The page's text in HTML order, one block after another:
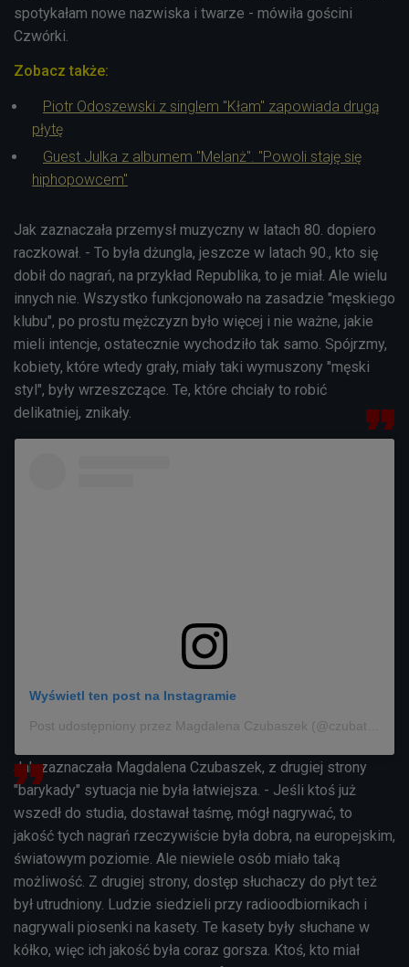
spotykałam nowe nazwiska i twarze - mówiła gościni
Czwórki.
Zobacz także:
Piotr Odoszewski z singlem "Kłam" zapowiada drugą
płytę
Guest Julka z albumem "Melanż". "Powoli staję się
hiphopowcem"
Jak zaznaczała przemysł muzyczny w latach 80. dopiero
raczkował. - To była dżungla, jeszcze w latach 90., kto się
dobił do nagrań, na przykład Republika, to je miał. Ale wielu
innych nie. Wszystko funkcjonowało na zasadzie "męskiego
klubu", po prostu mężczyzn było więcej i nie ważne, jakie
mieli intencje, ostatecznie wychodziło tak samo. Spójrzmy,
kobiety, które wtedy grały, miały taki wymuszony "męski
styl", były wrzeszczące. Te, które chciały to robić
delikatniej, znikały.
Wyświetl ten post na Instagramie
Jak zaznaczała Magdalena Czubaszek, z drugiej strony
"barykady" sytuacja nie była łatwiejsza. - Jeśli ktoś już
wszedł do studia, dostawał taśmę, mógł nagrywać, to
jakość tych nagrań rzeczywiście była dobra, na europejskim,
światowym poziomie. Ale niewiele osób miało taką
możliwość. Z drugiej strony, dostęp słuchaczy do płyt też
był utrudniony. Ludzie siedzieli przy radioodbiornikach i
nagrywali piosenki na kasety. Te kasety były słuchane w
kółko, więc ich jakość była coraz gorsza. Ktoś, kto miał